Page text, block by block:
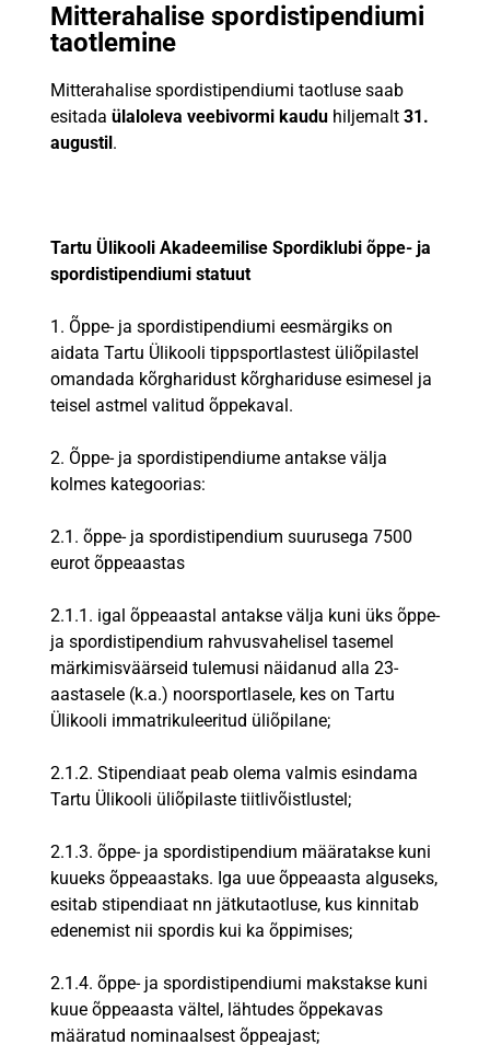
Mitterahalise spordistipendiumi
taotlemine
Mitterahalise spordistipendiumi taotluse saab
esitada ülaloleva veebivormi kaudu hiljemalt 31.
augustil.
Tartu Ülikooli Akadeemilise Spordiklubi õppe- ja
spordistipendiumi statuut
1. Õppe- ja spordistipendiumi eesmärgiks on
aidata Tartu Ülikooli tippsportlastest üliõpilastel
omandada kõrgharidust kõrghariduse esimesel ja
teisel astmel valitud õppekaval.
2. Õppe- ja spordistipendiume antakse välja
kolmes kategoorias:
2.1. õppe- ja spordistipendium suurusega 7500
eurot õppeaastas
2.1.1. igal õppeaastal antakse välja kuni üks õppe-
ja spordistipendium rahvusvahelisel tasemel
märkimisväärseid tulemusi näidanud alla 23-
aastasele (k.a.) noorsportlasele, kes on Tartu
Ülikooli immatrikuleeritud üliõpilane;
2.1.2. Stipendiaat peab olema valmis esindama
Tartu Ülikooli üliõpilaste tiitlivõistlustel;
2.1.3. õppe- ja spordistipendium määratakse kuni
kuueks õppeaastaks. Iga uue õppeaasta alguseks,
esitab stipendiaat nn jätkutaotluse, kus kinnitab
edenemist nii spordis kui ka õppimises;
2.1.4. õppe- ja spordistipendiumi makstakse kuni
kuue õppeaasta vältel, lähtudes õppekavas
määratud nominaalsest õppeajast;